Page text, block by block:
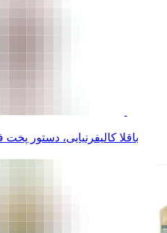
باقلا کالیفرنیایی، دستور پخت